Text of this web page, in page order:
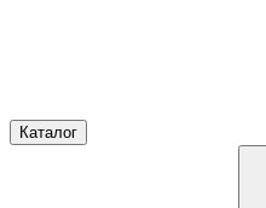
Каталог